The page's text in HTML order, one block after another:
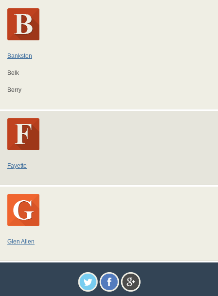
Bankston
Belk
Berry
Fayette
Glen Allen